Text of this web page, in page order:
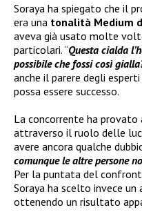
Soraya ha spiegato che il
era una tonalità Medium
aveva già usato molte
particolari. “Questa cialda
possibile che fossi così
anche il parere degli
possa essere successo.
La concorrente ha provato
attraverso il ruolo delle
avere ancora qualche
comunque le altre persone
Per la puntata del
Soraya ha scelto invece
ottenendo un risultato